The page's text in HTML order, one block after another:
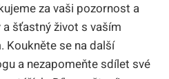
za vaši pozornost a
šťastný život s vaším
Koukněte se na další
a nezapomeňte sdílet své